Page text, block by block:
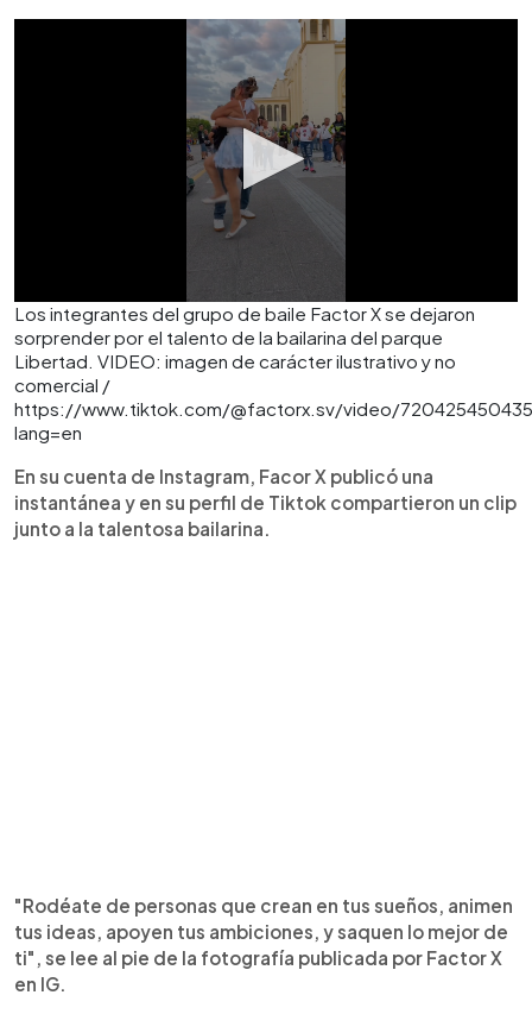
Los integrantes del grupo de baile Factor X se dejaron
sorprender por el talento de la bailarina del parque
Libertad. VIDEO: imagen de carácter ilustrativo y no
comercial /
https://www.tiktok.com/@factorx.sv/video/
lang=en
En su cuenta de Instagram, Facor X publicó una
instantánea y en su perfil de Tiktok compartieron un clip
junto a la talentosa bailarina.
"Rodéate de personas que crean en tus sueños, animen
tus ideas, apoyen tus ambiciones, y saquen lo mejor de
ti", se lee al pie de la fotografía publicada por Factor X
en IG.